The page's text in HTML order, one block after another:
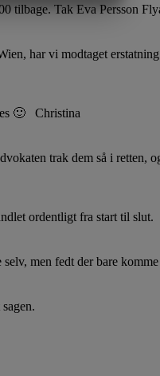
tilbage. Tak Eva Persson
har vi modtaget
🙂 Christina
trak dem så i retten,
ordentligt fra start til slut.
men fedt der bare
STATISTIK